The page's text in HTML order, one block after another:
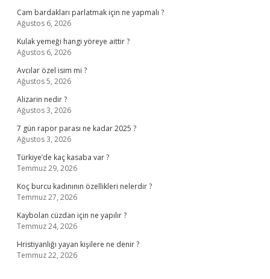
Cam bardakları parlatmak için ne yapmalı ?
Ağustos 6, 2026
Kulak yemeği hangi yöreye aittir ?
Ağustos 6, 2026
Avcılar özel isim mi ?
Ağustos 5, 2026
Alizarin nedir ?
Ağustos 3, 2026
7 gün rapor parası ne kadar 2025 ?
Ağustos 3, 2026
Türkiye’de kaç kasaba var ?
Temmuz 29, 2026
Koç burcu kadınının özellikleri nelerdir ?
Temmuz 27, 2026
Kaybolan cüzdan için ne yapılır ?
Temmuz 24, 2026
Hristiyanlığı yayan kişilere ne denir ?
Temmuz 22, 2026